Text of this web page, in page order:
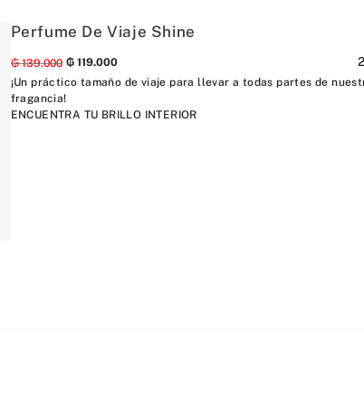
Perfume De Viaje Shine
₲ 139.000 ₲ 119.000
¡Un práctico tamaño de viaje para llevar a todas partes de
fragancia!
ENCUENTRA TU BRILLO INTERIOR